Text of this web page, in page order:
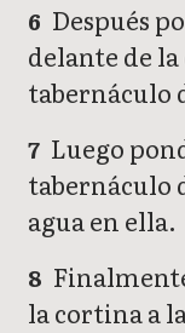
6 Después
delante de
tabernáculo
7 Luego
tabernáculo
agua en ella.
8
la cortina a